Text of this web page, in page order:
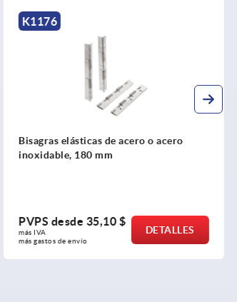
K1180
Bisagras elásticas Bisagras con muelle
tensor y perfil de aluminio, 0,7 Nm
PVPS desde28,94 $
más IVA
más gastos de envío
DETALLES